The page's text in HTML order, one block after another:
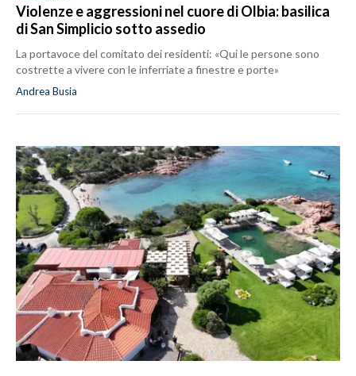
Violenze e aggressioni nel cuore di Olbia: basilica
di San Simplicio sotto assedio
La portavoce del comitato dei residenti: «Qui le persone sono
costrette a vivere con le inferriate a finestre e porte»
Andrea Busia